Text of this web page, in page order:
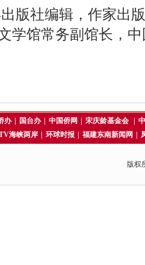
版社编辑，作家出
学馆常务副馆长，
办 国台办 中国侨网 宋庆龄基金会
海峡两岸
环球时报 福建东南新闻网
版权